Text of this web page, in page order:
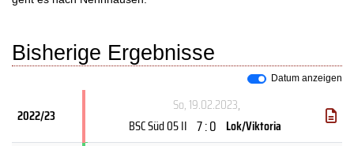
Bisherige Ergebnisse
Datum anzeigen
2022/23
So, 19.02.2023,
BSC Süd 05 II 7 : 0 Lok/Viktoria